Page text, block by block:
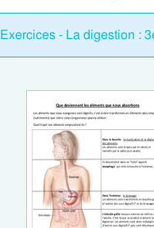
Exercices - La digestion :